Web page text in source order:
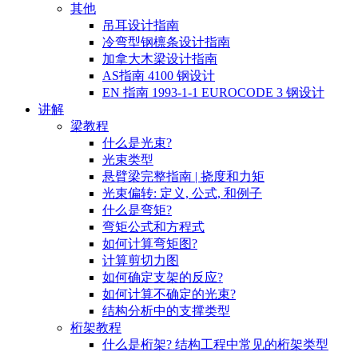
其他
吊耳设计指南
冷弯型钢檩条设计指南
加拿大木梁设计指南
AS指南 4100 钢设计
EN 指南 1993-1-1 EUROCODE 3 钢设计
讲解
梁教程
什么是光束?
光束类型
悬臂梁完整指南 | 挠度和力矩
光束偏转: 定义, 公式, 和例子
什么是弯矩?
弯矩公式和方程式
如何计算弯矩图?
计算剪切力图
如何确定支架的反应?
如何计算不确定的光束?
结构分析中的支撑类型
桁架教程
什么是桁架? 结构工程中常见的桁架类型